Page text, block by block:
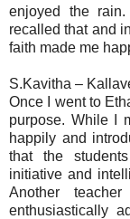
enjoyed the
recalled that and
faith made me
S.Kavitha –
Once I went to
purpose. While I
happily and
that the
initiative and
Another
enthusiastically